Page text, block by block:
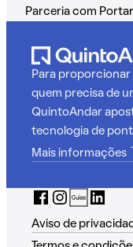
Parceria com
Para proporcionar
quem precisa de
QuintoAndar
tecnologia de
Mais informações
Aviso de